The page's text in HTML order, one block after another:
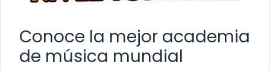
Conoce la mejor academia
de música mundial